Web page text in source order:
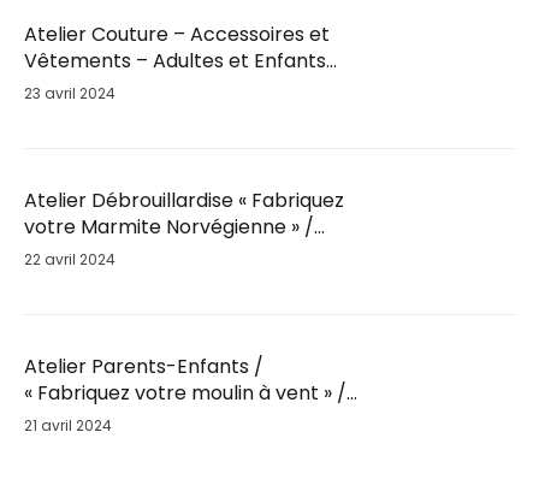
Atelier Couture – Accessoires et
Vêtements – Adultes et Enfants
par Fil’Ambule – Sam. 25 Mai / 10h
23 avril 2024
Atelier Débrouillardise « Fabriquez
votre Marmite Norvégienne » /
Sam. 25 Mai / 9h30
22 avril 2024
Atelier Parents-Enfants /
« Fabriquez votre moulin à vent » /
Sam. 25 Mai
21 avril 2024